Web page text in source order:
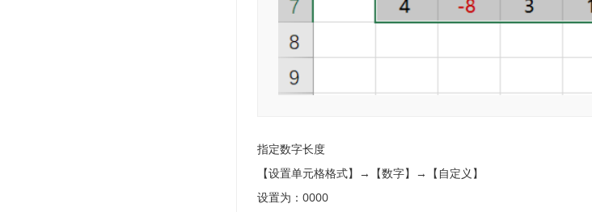
指定数字长度
【设置单元格格式】→【数字】→【自定义】
设置为：0000